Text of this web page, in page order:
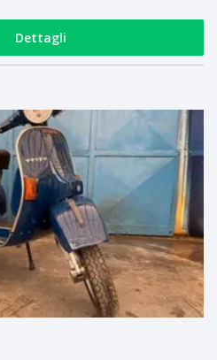
Dettagli